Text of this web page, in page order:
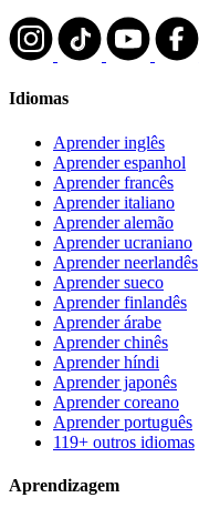
Idiomas
Aprender inglês
Aprender espanhol
Aprender francês
Aprender italiano
Aprender alemão
Aprender ucraniano
Aprender neerlandês
Aprender sueco
Aprender finlandês
Aprender árabe
Aprender chinês
Aprender híndi
Aprender japonês
Aprender coreano
Aprender português
119+ outros idiomas
Aprendizagem